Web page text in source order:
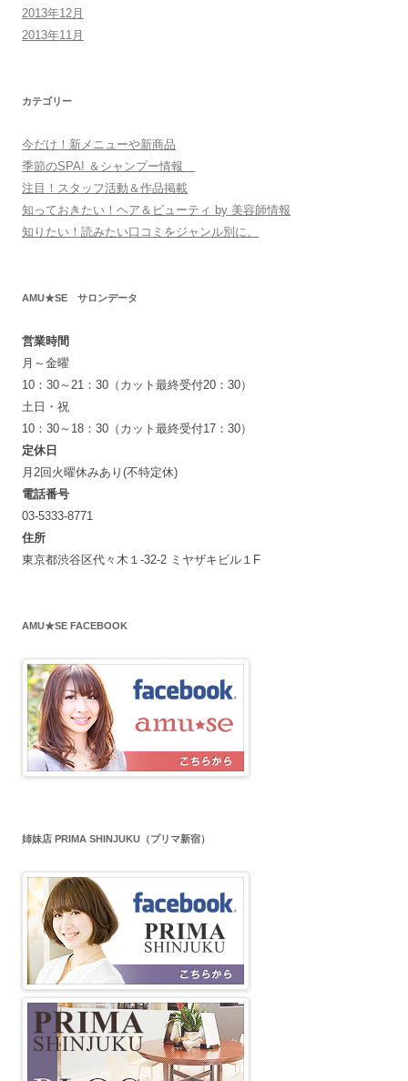
2013年12月
2013年11月
カテゴリー
今だけ！新メニューや新商品
季節のSPA! ＆シャンプー情報
注目！スタッフ活動＆作品掲載
知っておきたい！ヘア＆ビューティ by 美容師情報
知りたい！読みたい口コミをジャンル別に。
AMU★SE サロンデータ
営業時間
月～金曜
10：30～21：30（カット最終受付20：30）
土日・祝
10：30～18：30（カット最終受付17：30）
定休日
月2回火曜休みあり(不特定休)
電話番号
03-5333-8771
住所
東京都渋谷区代々木１-32-2 ミヤザキビル１F
AMU★SE FACEBOOK
姉妹店 PRIMA SHINJUKU（プリマ新宿）